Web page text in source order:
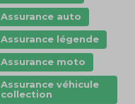
Assurance auto
Assurance légende
Assurance moto
Assurance véhicule
collection